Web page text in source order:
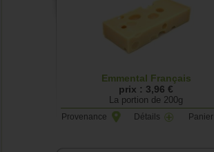
Emmental Français
prix : 3,96 €
La portion de 200g
Provenance Détails Panier